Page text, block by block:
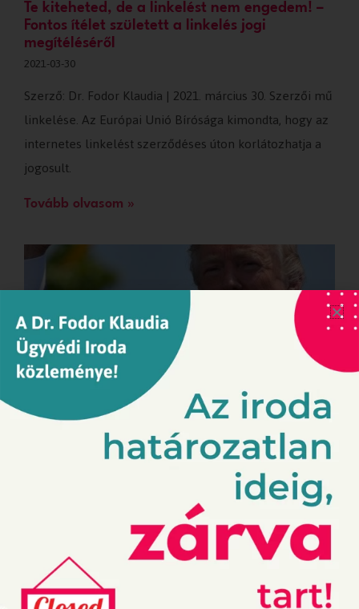
Te kiteheted, de a linkelést nem engedem! –
Fontos ítélet született a linkelés jogi
megítéléséről
2021-03-30
Szerző: Dr. Fodor Klaudia | 2021. március 30. Szerzői mű
linkelése. Az Európai Unió Bírósága kimondta, hogy az
internetes linkelést szerződéses úton korlátozhatja a
jogosult.
Tovább olvasom »
Donald Trump esete a The Rolling Stonesszal.
Avagy választási kampányban popzenét
játszani, szabad-e?
Donald Trump választási kampányában The Rolling
Stones-t játszik, de az együttes tagjainak és a
zeneművek szerzőinek ez nem tetszik, mert ellenzik
az amerikai elnök üzenetét.